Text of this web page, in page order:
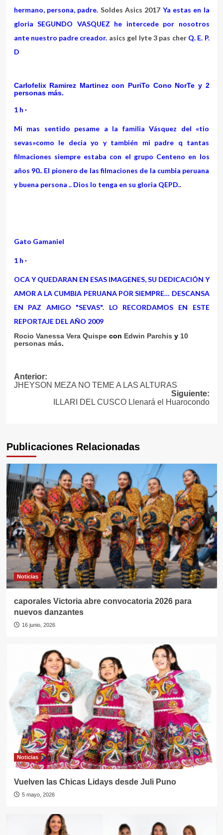
hermano, persona, padre. Soldes Asics 2017 Ya estas en la
gloria SEGUNDO VASQUEZ he intercede por nosotros
ante nuestro padre creador. asics gel lyte 3 pas cherQ. E. P.
D
Carlofelix Ramirez Martinezcon PuriTo Cono NorTe y 2
personas más.
1 h ·
Mi mas sentido pesame a la familia Vásquez del «tio
sevas»como le decia yo y también mi padre q tantas
filmaciones siempre estaba con el grupo Centeno en los
años 90.. El pionero de las filmaciones de la cumbia peruana
y buena persona .. Dios lo tenga en su gloria QEPD..
Gato Gamaniel
1 h ·
OCA Y QUEDARAN EN ESAS IMAGENES, SU DEDICACIÓN Y
AMOR A LA CUMBIA PERUANA POR SIEMPRE… DESCANSA
EN PAZ AMIGO "SEVAS". LO RECORDAMOS EN ESTE
REPORTAJE DEL AÑO 2009
Rocio Vanessa Vera Quispecon Edwin Parchis y 10
personas más.
Navegación
Anterior:
JHEYSON MEZA NO TEME A LAS ALTURAS
Siguiente:
ILLARI DEL CUSCO Llenará el Huarocondo
Publicaciones Relacionadas
Noticias
caporales Victoria abre convocatoria 2026 para
nuevos danzantes
16 junio, 2026
Noticias
Vuelven las Chicas Lidays desde Juli Puno
5 mayo, 2026